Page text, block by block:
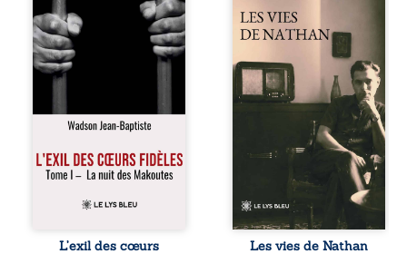
une famille… mais
certaines fidélités
traversent les
années. » Haïti,
sous la dictature
des Duvalier. La
peur s’étend
jusque dans les
villages les plus
reculés. À Bainet,
Jean-Joël Joli
mène une
avec sa famille.
respecté, il refuse
L’exil des cœurs
né en trois jours,
au printemps
2026. Pour la
première fois,
Stéphane Ezra,
médium, a pu
communiquer
avec son père,
disparu depuis
plus de vingt ans
et qu’il n’a jamais
connu. De ce
dialogue par-delà
la mort naissent
des poèmes qui
Les vies de Nathan